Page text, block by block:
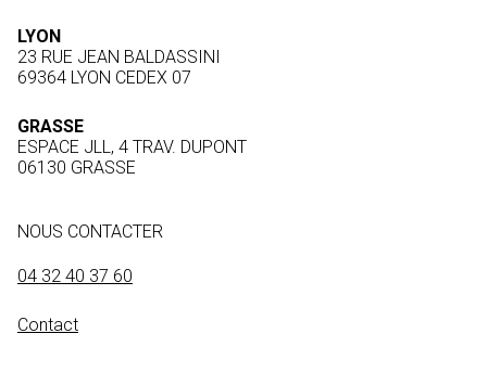
LYON
23 RUE JEAN BALDASSINI
69364 LYON CEDEX 07
GRASSE
ESPACE JLL, 4 TRAV. DUPONT
06130 GRASSE
NOUS CONTACTER
04 32 40 37 60
Contact